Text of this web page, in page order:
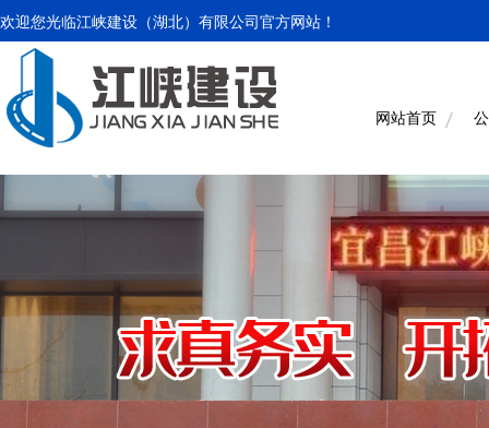
欢迎您光临江峡建设（湖北）有限公司官方网站！
网站首页